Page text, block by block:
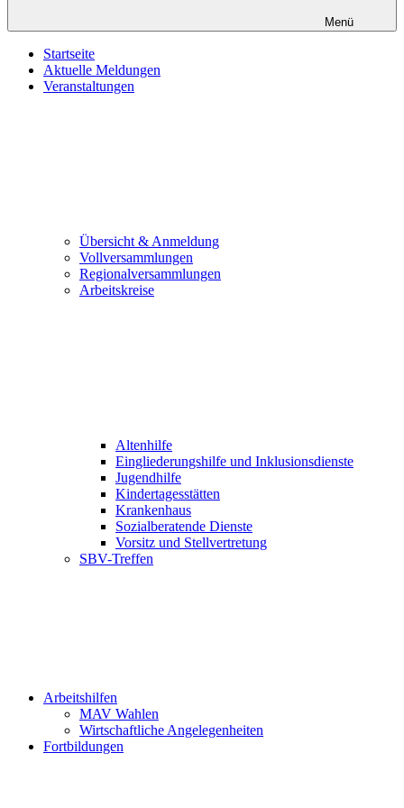
Menü
Startseite
Aktuelle Meldungen
Veranstaltungen
Übersicht & Anmeldung
Vollversammlungen
Regionalversammlungen
Arbeitskreise
Altenhilfe
Eingliederungshilfe und Inklusionsdienste
Jugendhilfe
Kindertagesstätten
Krankenhaus
Sozialberatende Dienste
Vorsitz und Stellvertretung
SBV-Treffen
Arbeitshilfen
MAV Wahlen
Wirtschaftliche Angelegenheiten
Fortbildungen